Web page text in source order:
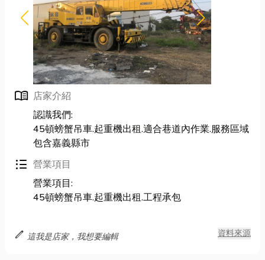
menu_book 店家介紹
認識我們:
45頓螃蟹吊車.起重機出租.適合巷道內作業.服務區域
包含嘉義縣市
format_list_bulleted 營業項目
營業項目:
45頓螃蟹吊車.起重機出租.工程承包
edit 這我是店家，我想要編輯 資料來源